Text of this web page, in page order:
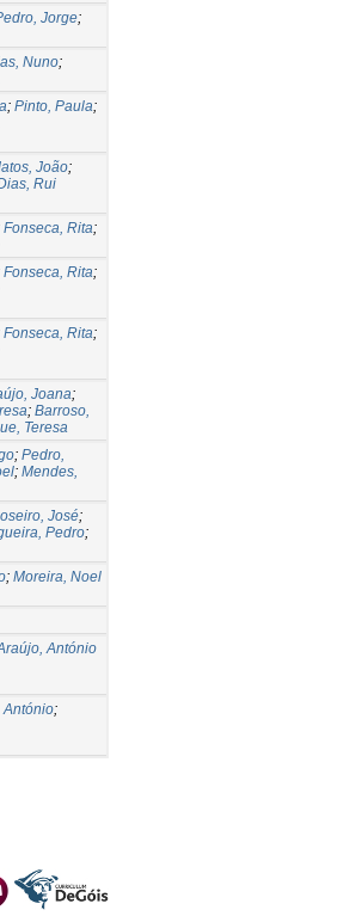
Jorge;
Nuno;
; Pinto, Paula;
João;
Rui
Fonseca, Rita;
Fonseca, Rita;
Fonseca, Rita;
Joana;
; Barroso,
Teresa
; Pedro,
; Mendes,
José;
Pedro;
; Moreira, Noel
António
António;